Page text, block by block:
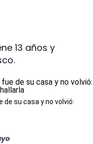
13 años y
de su casa y no volvió: